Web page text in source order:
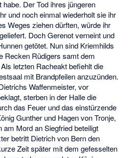
Der Tod ihres jüngeren
und noch einmal wiederholt sie ihr
Weges ziehen dürften, würde ihr
Doch Gerenot verneint und
getötet. Nun sind Kriemhilds
Recken Rüdigers samt dem
letzten Racheakt befiehlt die
mit Brandpfeilen anzuzünden.
Waffenmeister, vor
sterben in der Halle die
das Feuer und das einstürzende
Gunther und Hagen von Tronje,
am Mord an Siegfried beteiligt
betritt Dietrich von Bern den
Zeit später mit dem gefesselten